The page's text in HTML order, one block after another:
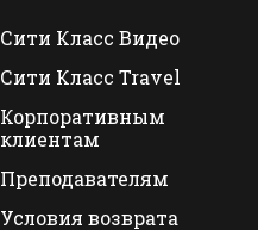
Сити Класс Видео
Сити Класс Travel
Корпоративным
клиентам
Преподавателям
Условия возврата